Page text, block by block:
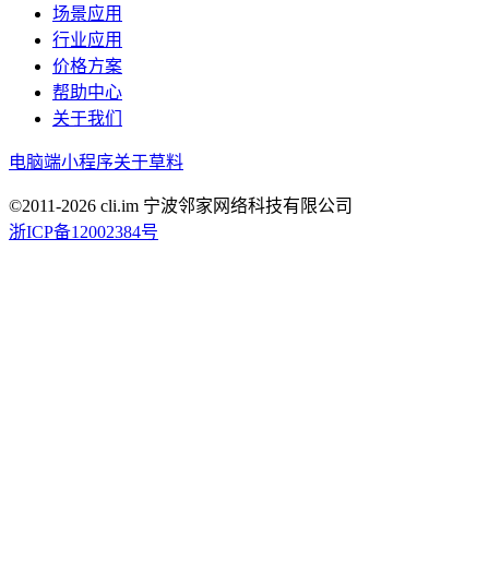
场景应用
行业应用
价格方案
帮助中心
关于我们
电脑端小程序关于草料
©2011-2026 cli.im 宁波邻家网络科技有限公司
浙ICP备12002384号